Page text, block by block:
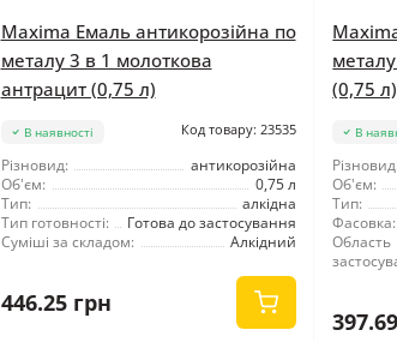
Maxima Емаль антикорозійна по
металу 3 в 1 молоткова
антрацит (0,75 л)
В наявності Код товару: 23535
Різновид:
антикорозійна
Об'єм:
0,75 л
Тип:
алкідна
Тип готовності:
Готова до застосування
Суміші за складом:
Алкідний
446.25 грн
(0,75 л)
В
Різновид:
Об'єм:
Тип:
Фасовка:
Область